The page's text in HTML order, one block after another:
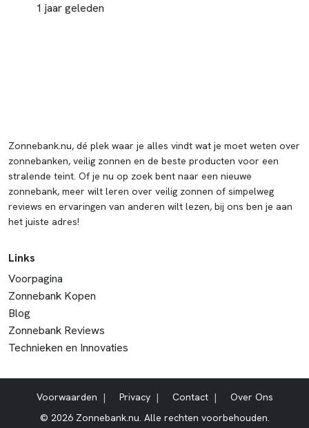
1 jaar geleden
Zonnebank.nu, dé plek waar je alles vindt wat je moet weten over
zonnebanken, veilig zonnen en de beste producten voor een
stralende teint. Of je nu op zoek bent naar een nieuwe
zonnebank, meer wilt leren over veilig zonnen of simpelweg
reviews en ervaringen van anderen wilt lezen, bij ons ben je aan
het juiste adres!
Links
Voorpagina
Zonnebank Kopen
Blog
Zonnebank Reviews
Technieken en Innovaties
Voorwaarden Privacy Contact
Over Ons
© 2026 Zonnebank.nu. Alle rechten voorbehouden.